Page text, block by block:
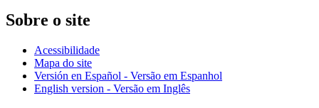
Sobre o site
Acessibilidade
Mapa do site
Versión en Español - Versão em Espanhol
English version - Versão em Inglês